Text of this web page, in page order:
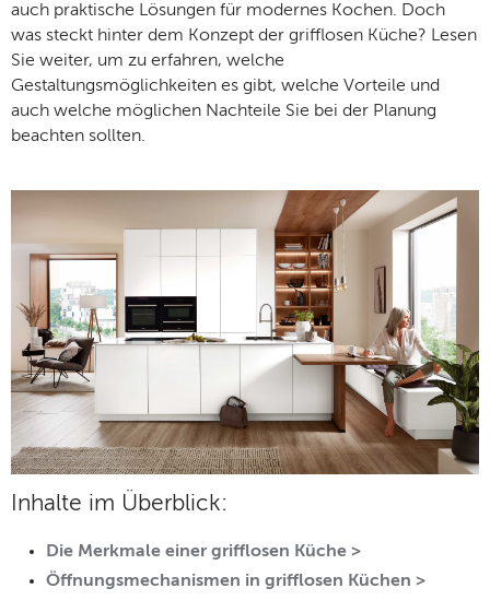
auch praktische Lösungen für modernes Kochen. Doch
was steckt hinter dem Konzept der grifflosen Küche? Lesen
Sie weiter, um zu erfahren, welche
Gestaltungsmöglichkeiten es gibt, welche Vorteile und
auch welche möglichen Nachteile Sie bei der Planung
beachten sollten.
Inhalte im Überblick:
Die Merkmale einer grifflosen Küche >
Öffnungsmechanismen in grifflosen Küchen >